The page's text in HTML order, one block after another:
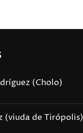
(Cholo)
(viuda de Tirópolis)